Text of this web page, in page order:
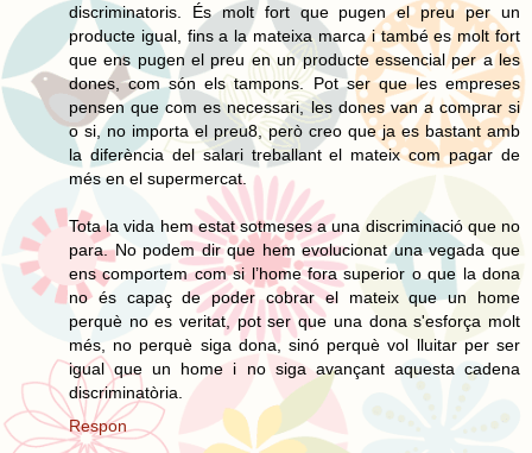
discriminatoris. És molt fort que pugen el preu per un
producte igual, fins a la mateixa marca i també es molt fort
que ens pugen el preu en un producte essencial per a les
dones, com són els tampons. Pot ser que les empreses
pensen que com es necessari, les dones van a comprar si
o si, no importa el preu8, però creo que ja es bastant amb
la diferència del salari treballant el mateix com pagar de
més en el supermercat.
Tota la vida hem estat sotmeses a una discriminació que no
para. No podem dir que hem evolucionat una vegada que
ens comportem com si l’home fora superior o que la dona
no és capaç de poder cobrar el mateix que un home
perquè no es veritat, pot ser que una dona s'esforça molt
més, no perquè siga dona, sinó perquè vol lluitar per ser
igual que un home i no siga avançant aquesta cadena
discriminatòria.
Respon